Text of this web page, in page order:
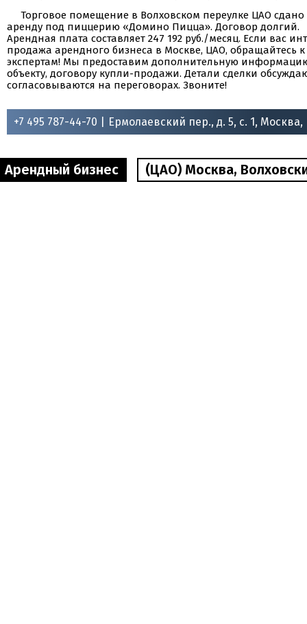
Торговое помещение в Волховском переулке ЦАО сдано
аренду под пиццерию «Домино Пицца». Договор долгий.
Арендная плата составляет 247 192 руб./месяц. Если вас
продажа арендного бизнеса в Москве, ЦАО, обращайтесь
экспертам! Мы предоставим дополнительную
объекту, договору купли-продажи. Детали сделки
согласовываются на переговорах. Звоните!
+7 495 787-44-70 | Ермолаевский пер., д. 5, с. 1, Москва,
Арендный бизнес (ЦАО) Москва,